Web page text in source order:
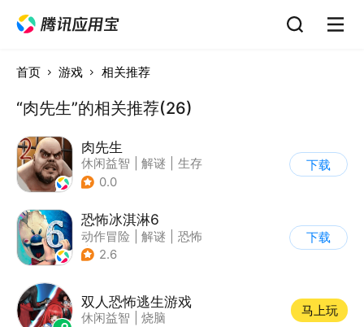
首页 游戏 相关推荐
“肉先生”的相关推荐(26)
肉先生
休闲益智 解谜
生存
| 卡通
0.0
下载
恐怖冰淇淋6
动作冒险 解谜
恐怖
| 暗黑
2.6
下载
双人恐怖逃生游戏
休闲益智 烧脑
马上玩